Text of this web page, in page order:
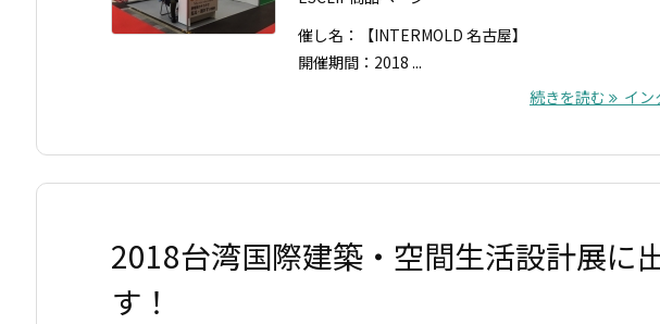
催し名：【INTERMOLD 名古屋】
開催期間：2018 ...
続きを読む
イン
2018台湾国際建築・空間生活設計展に
す！